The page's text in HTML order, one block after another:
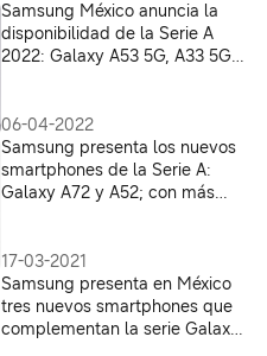
Samsung México anuncia la
disponibilidad de la Serie A
2022: Galaxy A53 5G, A33 5G,
06-04-2022
Samsung presenta los nuevos
smartphones de la Serie A:
Galaxy A72 y A52; con más
17-03-2021
Samsung presenta en México
tres nuevos smartphones que
complementan la serie Galaxy